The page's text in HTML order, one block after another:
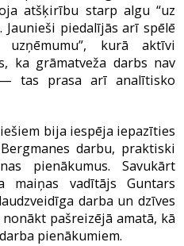
atšķirību starp algu “uz
Jaunieši piedalījās arī spēlē
kurā aktīvi
ka grāmatveža darbs nav
tas prasa arī analītisko
bija iespēja iepazīties
darbu, praktiski
pienākumus. Savukārt
maiņas vadītājs Guntars
darba un dzīves
pašreizējā amatā, kā
pienākumiem.